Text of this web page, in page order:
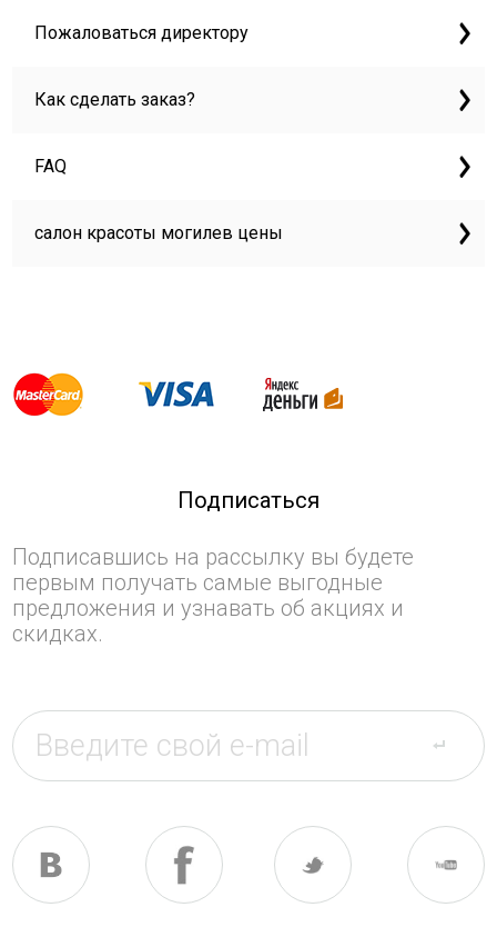
Пожаловаться директору
Как сделать заказ?
FAQ
салон красоты могилев цены
Подписаться
Подписавшись на рассылку вы будете
первым получать самые выгодные
предложения и узнавать об акциях и
скидках.